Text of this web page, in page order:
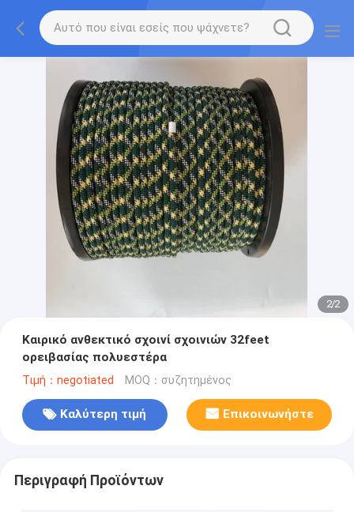
2/2
Καιρικό ανθεκτικό σχοινί σχοινιών 32feet
ορειβασίας πολυεστέρα
Τιμή：negotiated MOQ：συζητημένος
Καλύτερη τιμή Επικοινωνήστε
Περιγραφή Προϊόντων